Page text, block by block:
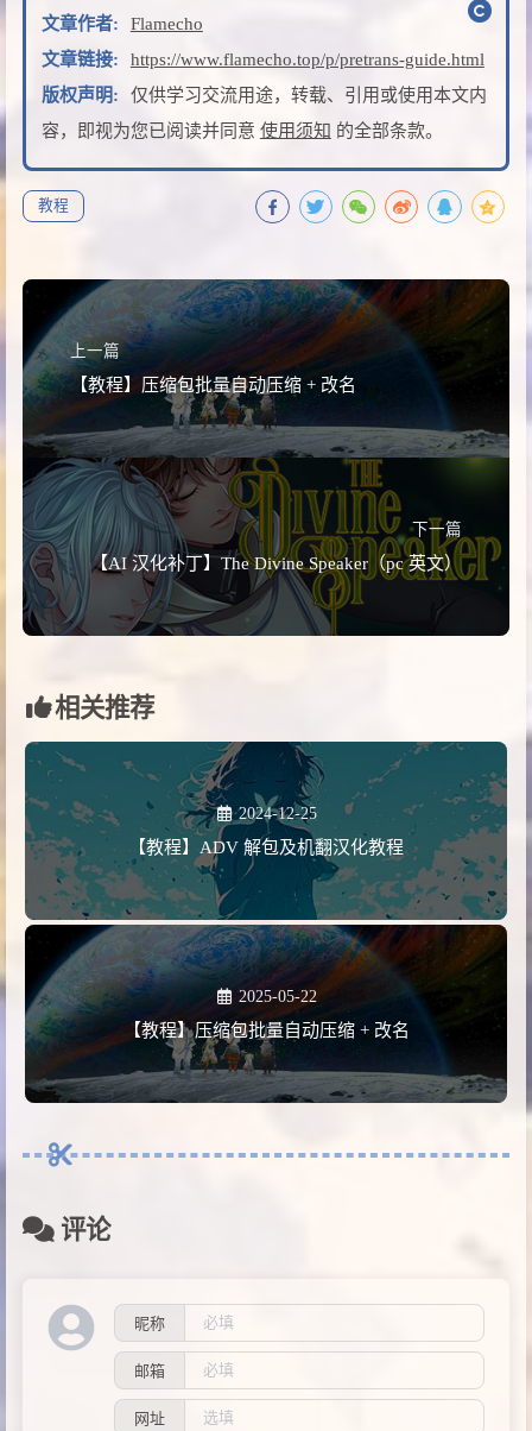
文章作者:
Flamecho
文章链接:
https://www.flamecho.top/p/pretrans-guide.html
版权声明:
仅供学习交流用途，转载、引用或使用本文内
容，即视为您已阅读并同意 使用须知 的全部条款。
教程
上一篇
【教程】压缩包批量自动压缩 + 改名
下一篇
【AI 汉化补丁】The Divine Speaker（pc 英文）
相关推荐
2024-12-25
【教程】ADV 解包及机翻汉化教程
2025-05-22
【教程】压缩包批量自动压缩 + 改名
评论
昵称
邮箱
网址